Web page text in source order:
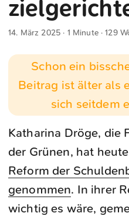
14. März 2025 · 1 Minute · 129
Schon ein
Beitrag ist älter als
sich seitdem
Katharina Dröge, die
der Grünen, hat
Reform der
genommen. In ihrer
wichtig es wäre,